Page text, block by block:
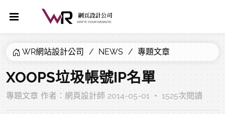
WR網站設計公司 NEWS 專題文章
XOOPS垃圾帳號IP名單
專題文章 作者：網頁設計師 2014-05-01 ‧ 1525次閱讀